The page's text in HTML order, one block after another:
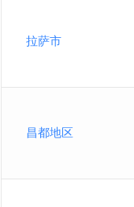
拉萨市
昌都地区